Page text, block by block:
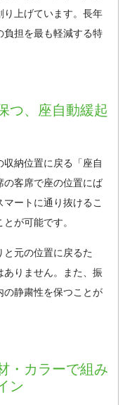
り上げています。長年
負担を最も軽減する特
つ、座自動緩起
納位置に戻る「座自
の客席で座の位置にば
ートに通り抜けるこ
が可能です。
元の位置に戻るた
りません。また、振
の静粛性を保つことが
・カラーで組み
ン